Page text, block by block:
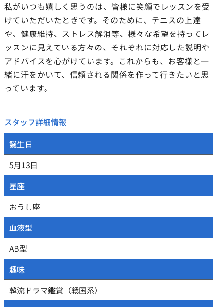
私がいつも嬉しく思うのは、皆様に笑顔でレッスンを受
けていただいたときです。そのために、テニスの上達
や、健康維持、ストレス解消等、様々な希望を持ってレ
ッスンに見えている方々の、それぞれに対応した説明や
アドバイスを心がけています。これからも、お客様と一
緒に汗をかいて、信頼される関係を作って行きたいと思
っています。
スタッフ詳細情報
誕生日
5月13日
星座
おうし座
血液型
AB型
趣味
韓流ドラマ鑑賞（戦国系）